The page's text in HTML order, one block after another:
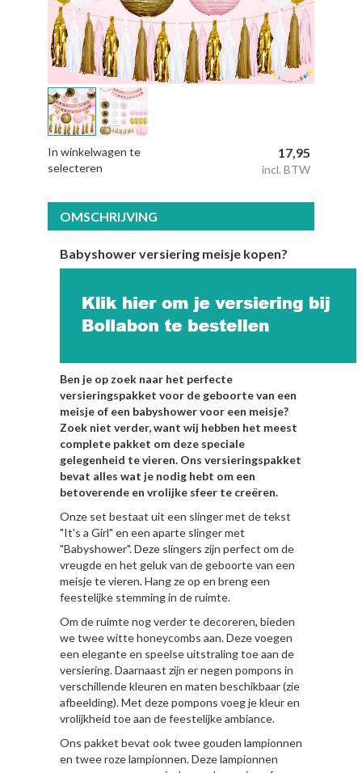
17,95
incl. BTW
In winkelwagen te
selecteren
OMSCHRIJVING
Babyshower versiering meisje kopen?
Ben je op zoek naar het perfecte
versieringspakket voor de geboorte van een
meisje of een babyshower voor een meisje?
Zoek niet verder, want wij hebben het meest
complete pakket om deze speciale
gelegenheid te vieren. Ons versieringspakket
bevat alles wat je nodig hebt om een
betoverende en vrolijke sfeer te creëren.
Onze set bestaat uit een slinger met de tekst
"It's a Girl" en een aparte slinger met
"Babyshower". Deze slingers zijn perfect om de
vreugde en het geluk van de geboorte van een
meisje te vieren. Hang ze op en breng een
feestelijke stemming in de ruimte.
Om de ruimte nog verder te decoreren, bieden
we twee witte honeycombs aan. Deze voegen
een elegante en speelse uitstraling toe aan de
versiering. Daarnaast zijn er negen pompons in
verschillende kleuren en maten beschikbaar (zie
afbeelding). Met deze pompons voeg je kleur en
vrolijkheid toe aan de feestelijke ambiance.
Ons pakket bevat ook twee gouden lampionnen
en twee roze lampionnen. Deze lampionnen